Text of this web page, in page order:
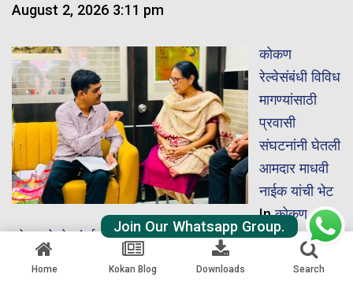
August 2, 2026 3:11 pm
कोकण
रेल्वेसंबंधी विविध
मागण्यांसाठी
प्रवासी
संघटनांनी घेतली
आमदार माधवी
नाईक यांची भेट
Inकोकण,
कोकण रेल्वे,मुंबई
August 2, 2026 10:06 am
Home Kokan Blog Downloads Search
Join Our Whatsapp Group.